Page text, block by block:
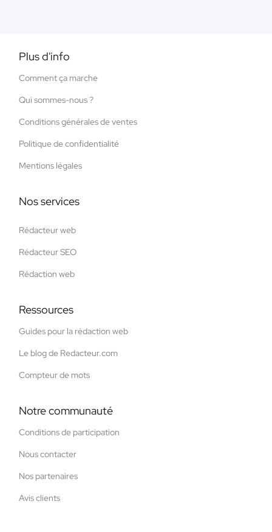
Plus d'info
Comment ça marche
Qui sommes-nous ?
Conditions générales de ventes
Politique de confidentialité
Mentions légales
Nos services
Rédacteur web
Rédacteur SEO
Rédaction web
Ressources
Guides pour la rédaction web
Le blog de Redacteur.com
Compteur de mots
Notre communauté
Conditions de participation
Nous contacter
Nos partenaires
Avis clients